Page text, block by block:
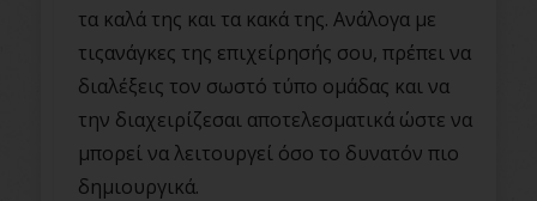
τα καλά της και τα κακά της. Ανάλογα με
τιςανάγκες της επιχείρησής σου, πρέπει να
διαλέξεις τον σωστό τύπο ομάδας και να
την διαχειρίζεσαι αποτελεσματικά ώστε να
μπορεί να λειτουργεί όσο το δυνατόν πιο
δημιουργικά.